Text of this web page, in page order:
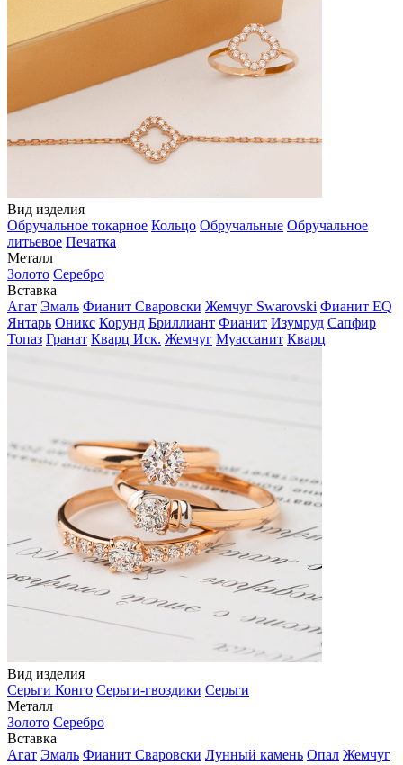
Вид изделия
Обручальное токарное Кольцо Обручальные Обручальное
литьевое Печатка
Металл
Золото Серебро
Вставка
Агат Эмаль Фианит Сваровски Жемчуг Swarovski Фианит EQ
Янтарь Оникс Корунд Бриллиант Фианит Изумруд Сапфир
Топаз Гранат Кварц Иск. Жемчуг Муассанит Кварц
Вид изделия
Серьги Конго Серьги-гвоздики Серьги
Металл
Золото Серебро
Вставка
Агат Эмаль Фианит Сваровски Лунный камень Опал Жемчуг